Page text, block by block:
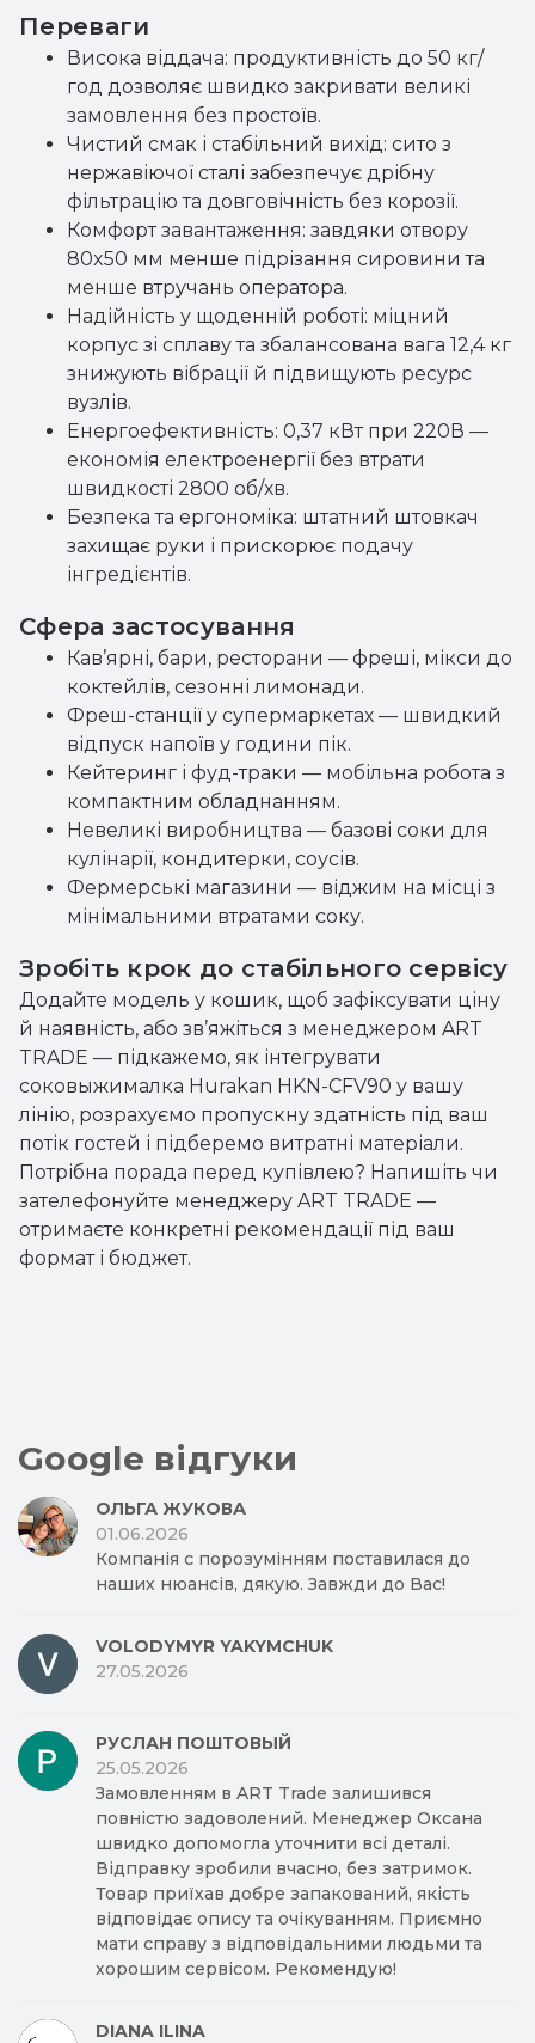
Переваги
Висока віддача: продуктивність до 50 кг/
год дозволяє швидко закривати великі
замовлення без простоїв.
Чистий смак і стабільний вихід: сито з
нержавіючої сталі забезпечує дрібну
фільтрацію та довговічність без корозії.
Комфорт завантаження: завдяки отвору
80x50 мм менше підрізання сировини та
менше втручань оператора.
Надійність у щоденній роботі: міцний
корпус зі сплаву та збалансована вага 12,4 кг
знижують вібрації й підвищують ресурс
вузлів.
Енергоефективність: 0,37 кВт при 220В —
економія електроенергії без втрати
швидкості 2800 об/хв.
Безпека та ергономіка: штатний штовкач
захищає руки і прискорює подачу
інгредієнтів.
Сфера застосування
Кав’ярні, бари, ресторани — фреші, мікси до
коктейлів, сезонні лимонади.
Фреш-станції у супермаркетах — швидкий
відпуск напоїв у години пік.
Кейтеринг і фуд-траки — мобільна робота з
компактним обладнанням.
Невеликі виробництва — базові соки для
кулінарії, кондитерки, соусів.
Фермерські магазини — віджим на місці з
мінімальними втратами соку.
Зробіть крок до стабільного сервісу
Додайте модель у кошик, щоб зафіксувати ціну
й наявність, або зв’яжіться з менеджером ART
TRADE — підкажемо, як інтегрувати
соковыжималка Hurakan HKN-CFV90 у вашу
лінію, розрахуємо пропускну здатність під ваш
потік гостей і підберемо витратні матеріали.
Потрібна порада перед купівлею? Напишіть чи
зателефонуйте менеджеру ART TRADE —
отримаєте конкретні рекомендації під ваш
формат і бюджет.
Google відгуки
ОЛЬГА ЖУКОВА
01.06.2026
Компанія с порозумінням поставилася до
наших нюансів, дякую. Завжди до Вас!
VOLODYMYR YAKYMCHUK
27.05.2026
РУСЛАН ПОШТОВЫЙ
25.05.2026
Замовленням в ART Trade залишився
повністю задоволений. Менеджер Оксана
швидко допомогла уточнити всі деталі.
Відправку зробили вчасно, без затримок.
Товар приїхав добре запакований, якість
відповідає опису та очікуванням. Приємно
мати справу з відповідальними людьми та
хорошим сервісом. Рекомендую!
DIANA ILINA